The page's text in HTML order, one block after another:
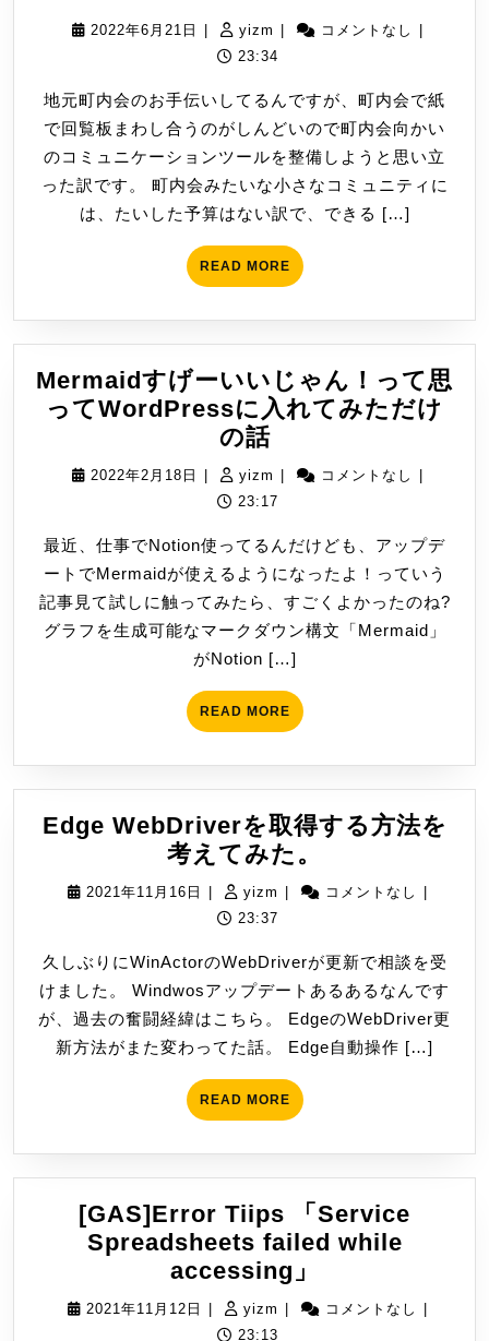
カ
ン
ト
を
整
備
た。
2022年6月21日
2022
年
月
21
日
yizm yizm コメントなし
23:34
地元町内会のお手伝いしてるんですが、町内会で紙
で回覧板まわし合うのがしんどいので町内会向かい
のコミュニケーションツールを整備しようと思い立
った訳です。 町内会みたいな小さなコミュニティに
は、たいした予算はない訳で、できる […]
READ MOREREAD
MORE
Mermaidすげーいいじゃん！って思
ってWordPressに入れてみただけ
の話Mermaid
す
げ
い
い
じ
ゃ
ん！
っ
て
WordPress
に
入
れ
み
だ
け
の
話
2022年2月18日
2022
年
月
18
日
yizm yizm コメントなし
23:17
最近、仕事でNotion使ってるんだけども、アップデ
ートでMermaidが使えるようになったよ！っていう
記事見て試しに触ってみたら、すごくよかったのね?
グラフを生成可能なマークダウン構文「Mermaid」
がNotion […]
READ MOREREAD
MORE
Edge WebDriverを取得する方法を
考えてみた。
WebDriver
得
す
る
方
み
た。
2021年11月16日
2021
年
月
16
日
yizm yizm コメントなし
23:37
久しぶりにWinActorのWebDriverが更新で相談を受
けました。 Windwosアップデートあるあるなんです
が、過去の奮闘経緯はこちら。 EdgeのWebDriver更
新方法がまた変わってた話。 Edge自動操作 […]
READ MOREREAD
MORE
[GAS]Error Tiips 「Service
Spreadsheets failed while
accessing」
Tiips
2021年11月12日
2021
年
yizm yizm コメントなし
23:13